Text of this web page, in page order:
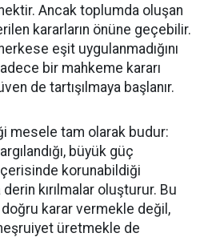
Ancak toplumda oluşan
kararların önüne geçebilir.
eşit uygulanmadığını
bir mahkeme kararı
de tartışılmaya başlanır.
mesele tam olarak budur:
büyük güç
korunabildiği
kırılmalar oluşturur. Bu
karar vermekle değil,
üretmekle de